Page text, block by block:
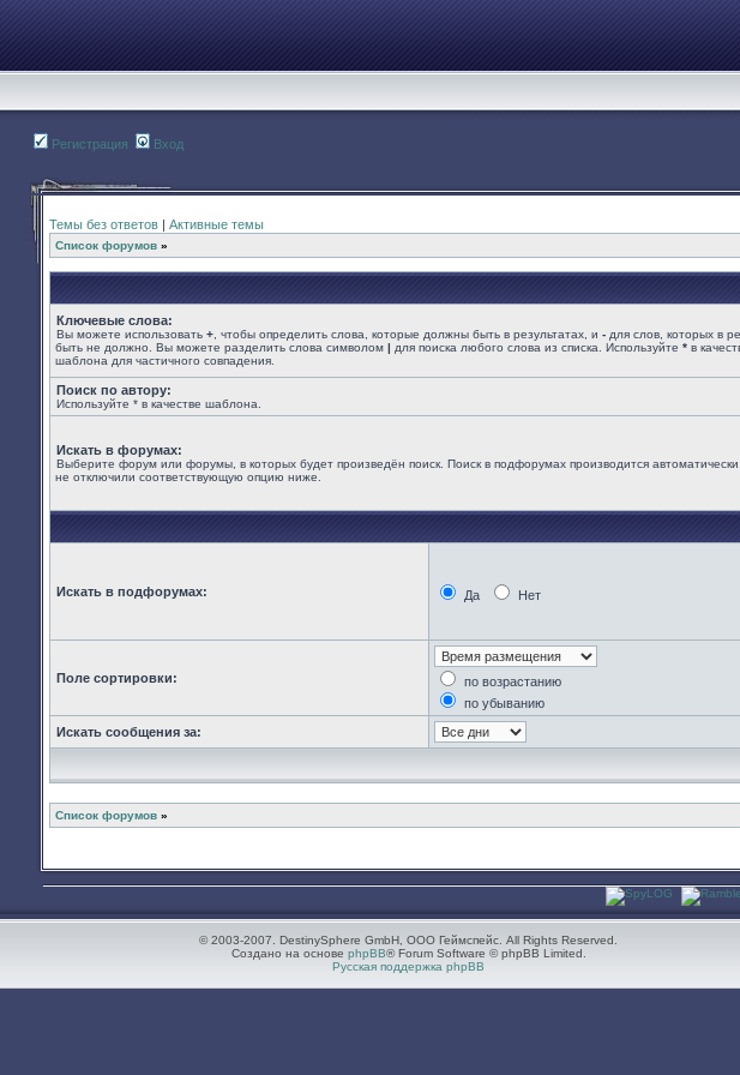
Регистрация Вход
Темы без ответов | Активные темы
Список форумов »
Ключевые слова:
Вы можете использовать + , чтобы определить слова, которые должны быть в результатах, и - для слов, которых в
быть не должно. Вы можете разделить слова символом | для поиска любого слова из списка. Используйте * в
шаблона для частичного совпадения.
Поиск по автору:
Используйте * в качестве шаблона.
Искать в форумах:
Выберите форум или форумы, в которых будет произведён поиск. Поиск в подфорумах производится
не отключили соответствующую опцию ниже.
Искать в подфорумах: Да Нет
Поле сортировки:
по возрастанию
по убыванию
Искать сообщения за:
Список форумов »
© 2003-2007. DestinySphere GmbH, ООО Геймспейс. All Rights Reserved.
Создано на основе phpBB® Forum Software © phpBB Limited.
Русская поддержка phpBB